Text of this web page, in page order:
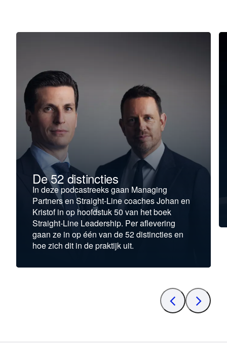
De 52 distincties
In deze podcastreeks gaan Managing
Partners en Straight-Line coaches Johan en
Kristof in op hoofdstuk 50 van het boek
Straight-Line Leadership. Per aflevering
gaan ze in op één van de 52 distincties en
hoe zich dit in de praktijk uit.